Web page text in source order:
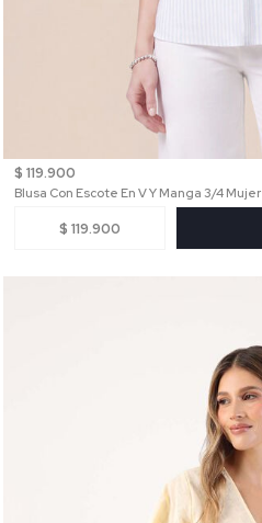
$ 119.900
Blusa Con Escote En V Y Manga 3/4 Mujer
$ 119.900